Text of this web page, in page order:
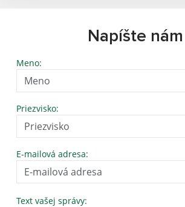
Napíšte nám
Meno:
Priezvisko:
E-mailová adresa:
Text vašej správy: